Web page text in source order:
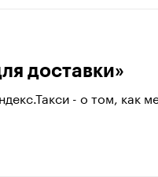
доставки»
- о том, как